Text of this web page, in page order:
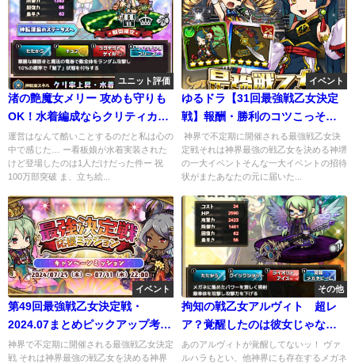
ユニット評価
渚の艶魔女メリー 攻めも守りも
OK！水着編成ならクリティカル
アップで火力増
運営はなんて酷いことするのだと私は心の
中で感じた… ー看板娘が水着実装された
けど登場したのは1人だけだった件ー 祝
100万部突破 ま、立ち絵...
イベント
ゆるドラ【31回最強戦乙女決定
戦】報酬・勝利のコツこっそり
教えます
神界で不定期に開催される最強戦乙女決
定戦それは神界最強の戦乙女を決める神堺
の一大イベントそんな一大イベントの招待
状がまたあなたの元に届いた...
イベント
第49回最強戦乙女決定戦・
2024.07まとめピックアップ考察
あり
神界で不定期に開催される最強戦乙女決定
戦 それは神界最強の戦乙女を決める神界
その他
拘知の戦乙女アルヴィト 超レ
ア？覚醒したのは彼女じゃなく
て○○←
あのアルヴィトが覚醒してないッ！ ヴァ
ルハラもとい、他神界にも存在するメガネ